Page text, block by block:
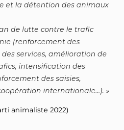
et la détention des animaux
de lutte contre le trafic
(renforcement des
services, amélioration de
intensification des
des saisies,
internationale…).
animaliste 2022)